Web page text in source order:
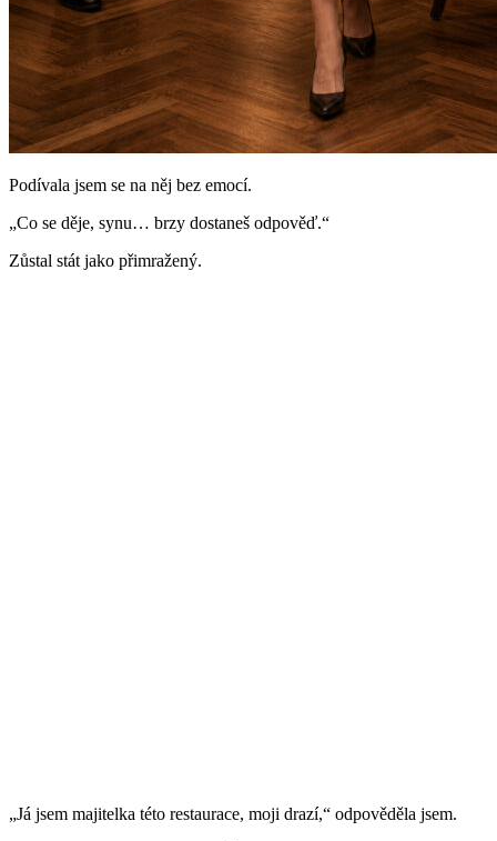
Podívala jsem se na něj bez emocí.
„Co se děje, synu… brzy dostaneš odpověď.“
Zůstal stát jako přimražený.
„Já jsem majitelka této restaurace, moji drazí,“ odpověděla jsem.